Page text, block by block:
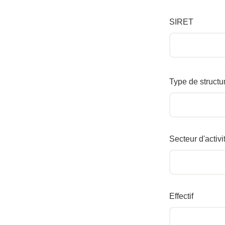
SIRET
Type de
Secteur
Effectif